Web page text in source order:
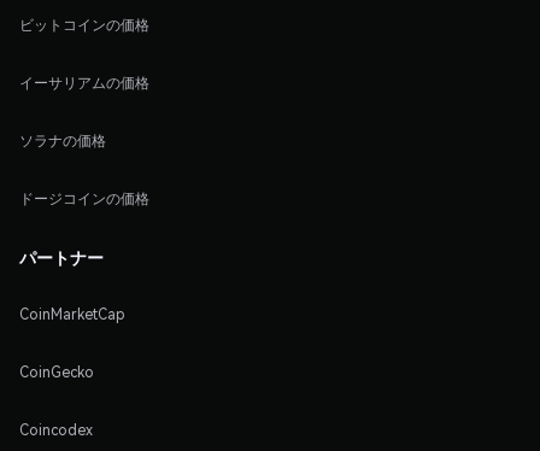
ビットコインの価格
イーサリアムの価格
ソラナの価格
ドージコインの価格
パートナー
CoinMarketCap
CoinGecko
Coincodex